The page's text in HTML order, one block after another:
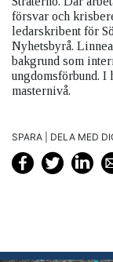
försvar och
ledarskribent för
Nyhetsbyrå.
bakgrund som
ungdomsförbund. I
masternivå.
SPARA | DELA MED